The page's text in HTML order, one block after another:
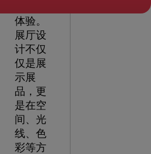
体验。
展厅设
计不仅
仅是展
示展
品，更
是在空
间、光
线、色
彩等方